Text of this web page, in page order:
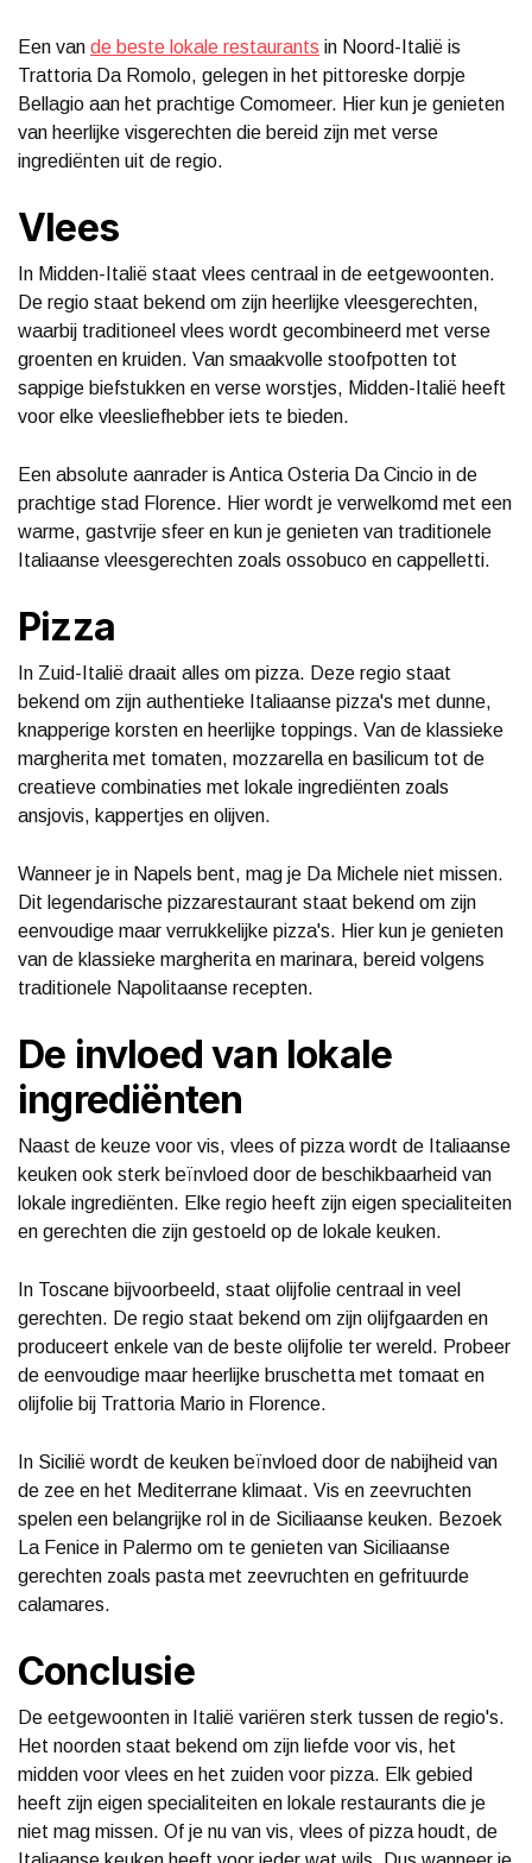
Een van de beste lokale restaurants in Noord-Italië is
Trattoria Da Romolo, gelegen in het pittoreske dorpje
Bellagio aan het prachtige Comomeer. Hier kun je genieten
van heerlijke visgerechten die bereid zijn met verse
ingrediënten uit de regio.
Vlees
In Midden-Italië staat vlees centraal in de eetgewoonten.
De regio staat bekend om zijn heerlijke vleesgerechten,
waarbij traditioneel vlees wordt gecombineerd met verse
groenten en kruiden. Van smaakvolle stoofpotten tot
sappige biefstukken en verse worstjes, Midden-Italië heeft
voor elke vleesliefhebber iets te bieden.
Een absolute aanrader is Antica Osteria Da Cincio in de
prachtige stad Florence. Hier wordt je verwelkomd met een
warme, gastvrije sfeer en kun je genieten van traditionele
Italiaanse vleesgerechten zoals ossobuco en cappelletti.
Pizza
In Zuid-Italië draait alles om pizza. Deze regio staat
bekend om zijn authentieke Italiaanse pizza's met dunne,
knapperige korsten en heerlijke toppings. Van de klassieke
margherita met tomaten, mozzarella en basilicum tot de
creatieve combinaties met lokale ingrediënten zoals
ansjovis, kappertjes en olijven.
Wanneer je in Napels bent, mag je Da Michele niet missen.
Dit legendarische pizzarestaurant staat bekend om zijn
eenvoudige maar verrukkelijke pizza's. Hier kun je genieten
van de klassieke margherita en marinara, bereid volgens
traditionele Napolitaanse recepten.
De invloed van lokale
ingrediënten
Naast de keuze voor vis, vlees of pizza wordt de Italiaanse
keuken ook sterk beïnvloed door de beschikbaarheid van
lokale ingrediënten. Elke regio heeft zijn eigen specialiteiten
en gerechten die zijn gestoeld op de lokale keuken.
In Toscane bijvoorbeeld, staat olijfolie centraal in veel
gerechten. De regio staat bekend om zijn olijfgaarden en
produceert enkele van de beste olijfolie ter wereld. Probeer
de eenvoudige maar heerlijke bruschetta met tomaat en
olijfolie bij Trattoria Mario in Florence.
In Sicilië wordt de keuken beïnvloed door de nabijheid van
de zee en het Mediterrane klimaat. Vis en zeevruchten
spelen een belangrijke rol in de Siciliaanse keuken. Bezoek
La Fenice in Palermo om te genieten van Siciliaanse
gerechten zoals pasta met zeevruchten en gefrituurde
calamares.
Conclusie
De eetgewoonten in Italië variëren sterk tussen de regio's.
Het noorden staat bekend om zijn liefde voor vis, het
midden voor vlees en het zuiden voor pizza. Elk gebied
heeft zijn eigen specialiteiten en lokale restaurants die je
niet mag missen. Of je nu van vis, vlees of pizza houdt, de